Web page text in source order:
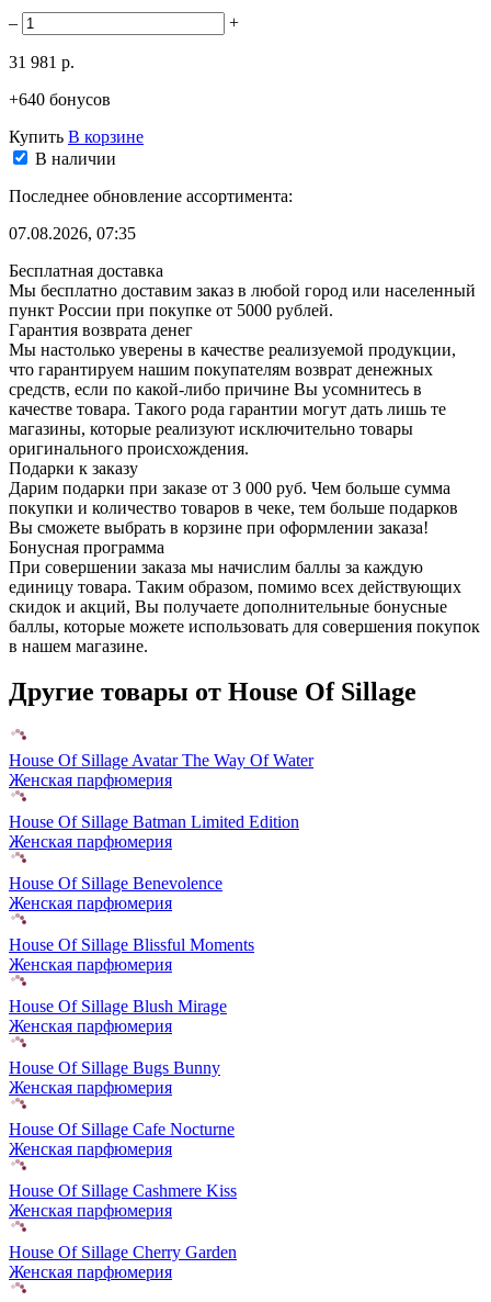
– +
31 981 р.
+640 бонусов
Купить В корзине
В наличии
Последнее обновление ассортимента:
07.08.2026, 07:35
Бесплатная доставка
Мы бесплатно доставим заказ в любой город или населенный
пункт России при покупке от 5000 рублей.
Гарантия возврата денег
Мы настолько уверены в качестве реализуемой продукции,
что гарантируем нашим покупателям возврат денежных
средств, если по какой-либо причине Вы усомнитесь в
качестве товара. Такого рода гарантии могут дать лишь те
магазины, которые реализуют исключительно товары
оригинального происхождения.
Подарки к заказу
Дарим подарки при заказе от 3 000 руб. Чем больше сумма
покупки и количество товаров в чеке, тем больше подарков
Вы сможете выбрать в корзине при оформлении заказа!
Бонусная программа
При совершении заказа мы начислим баллы за каждую
единицу товара. Таким образом, помимо всех действующих
скидок и акций, Вы получаете дополнительные бонусные
баллы, которые можете использовать для совершения покупок
в нашем магазине.
Другие товары от House Of Sillage
House Of Sillage Avatar The Way Of Water
Женская парфюмерия
House Of Sillage Batman Limited Edition
Женская парфюмерия
House Of Sillage Benevolence
Женская парфюмерия
House Of Sillage Blissful Moments
Женская парфюмерия
House Of Sillage Blush Mirage
Женская парфюмерия
House Of Sillage Bugs Bunny
Женская парфюмерия
House Of Sillage Cafe Nocturne
Женская парфюмерия
House Of Sillage Cashmere Kiss
Женская парфюмерия
House Of Sillage Cherry Garden
Женская парфюмерия